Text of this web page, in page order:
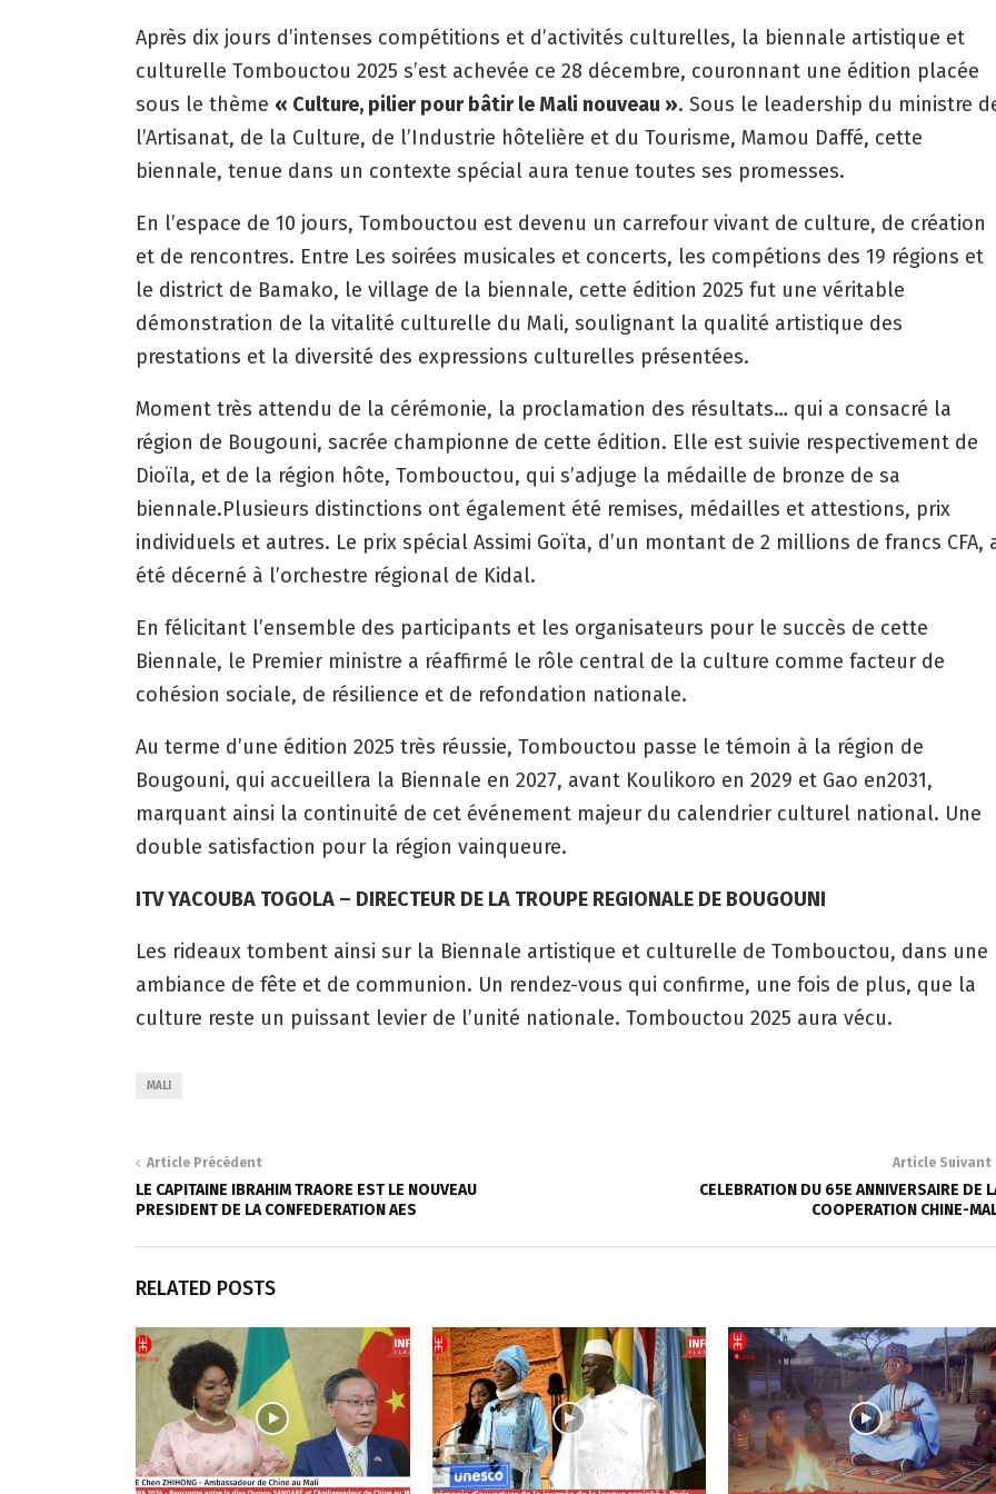
Après dix jours d’intenses compétitions et d’activités culturelles, la biennale artistique et
culturelle Tombouctou 2025 s’est achevée ce 28 décembre, couronnant une édition placée
sous le thème « Culture, pilier pour bâtir le Mali nouveau ». Sous le leadership du ministre
l’Artisanat, de la Culture, de l’Industrie hôtelière et du Tourisme, Mamou Daffé, cette
biennale, tenue dans un contexte spécial aura tenue toutes ses promesses.
En l’espace de 10 jours, Tombouctou est devenu un carrefour vivant de culture, de création
et de rencontres. Entre Les soirées musicales et concerts, les compétions des 19 régions et
le district de Bamako, le village de la biennale, cette édition 2025 fut une véritable
démonstration de la vitalité culturelle du Mali, soulignant la qualité artistique des
prestations et la diversité des expressions culturelles présentées.
Moment très attendu de la cérémonie, la proclamation des résultats… qui a consacré la
région de Bougouni, sacrée championne de cette édition. Elle est suivie respectivement de
Dioïla, et de la région hôte, Tombouctou, qui s’adjuge la médaille de bronze de sa
biennale.Plusieurs distinctions ont également été remises, médailles et attestions, prix
individuels et autres. Le prix spécial Assimi Goïta, d’un montant de 2 millions de francs CFA,
été décerné à l’orchestre régional de Kidal.
En félicitant l’ensemble des participants et les organisateurs pour le succès de cette
Biennale, le Premier ministre a réaffirmé le rôle central de la culture comme facteur de
cohésion sociale, de résilience et de refondation nationale.
Au terme d’une édition 2025 très réussie, Tombouctou passe le témoin à la région de
Bougouni, qui accueillera la Biennale en 2027, avant Koulikoro en 2029 et Gao en2031,
marquant ainsi la continuité de cet événement majeur du calendrier culturel national. Une
double satisfaction pour la région vainqueure.
ITV YACOUBA TOGOLA – DIRECTEUR DE LA TROUPE REGIONALE DE BOUGOUNI
Les rideaux tombent ainsi sur la Biennale artistique et culturelle de Tombouctou, dans une
ambiance de fête et de communion. Un rendez-vous qui confirme, une fois de plus, que la
culture reste un puissant levier de l’unité nationale. Tombouctou 2025 aura vécu.
MALI
Article Précédent
LE CAPITAINE IBRAHIM TRAORE EST LE NOUVEAU
PRESIDENT DE LA CONFEDERATION AES
Article Suivant
CELEBRATION DU 65E ANNIVERSAIRE DE
COOPERATION CHINE-
RELATED POSTS